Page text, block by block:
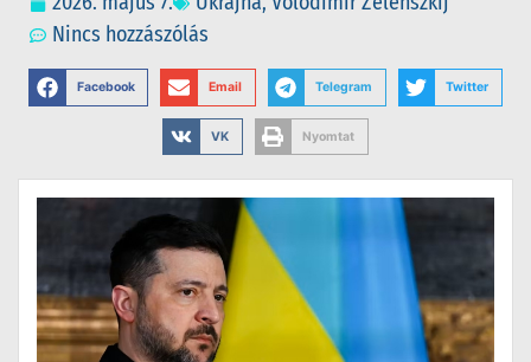
Nincs hozzászólás
Facebook Email Telegram Twitter
VK Nyomtat